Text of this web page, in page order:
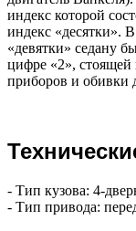
индекс которой
индекс «десятки».
«девятки» седану
цифре «2», стоящей
приборов и обивки
- Тип кузова:
- Тип привода: